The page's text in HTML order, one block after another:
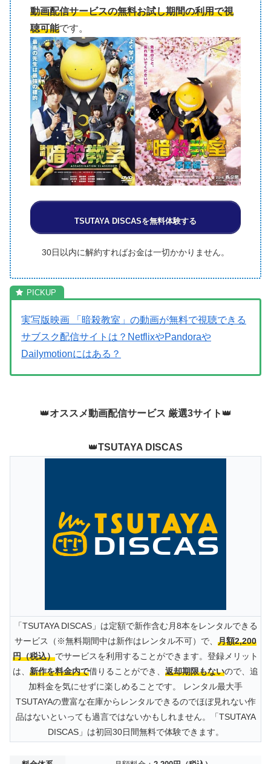
動画配信サービスの無料お試し期間の利用で視
聴可能です。
TSUTAYA DISCASを無料体験する
30日以内に解約すればお金は一切かかりません。
実写版映画 「暗殺教室」の動画が無料で視聴できる
サブスク配信サイトは？NetflixやPandoraや
Dailymotionにはある？
👑オススメ動画配信サービス 厳選3サイト 👑
👑TSUTAYA DISCAS
「TSUTAYA DISCAS」は定額で新作含む月8本をレンタルできる
サービス（※無料期間中は新作はレンタル不可）で、 月額2,200
円（税込）でサービスを利用することができます。登録メリット
は、 新作を料金内で借りることができ、 返却期限もないので、追
加料金を気にせずに楽しめることです。 レンタル最大手
TSUTAYAの豊富な在庫からレンタルできるのでほぼ見れない作
品はないといっても過言ではないかもしれません。「TSUTAYA
DISCAS」は初回30日間無料で体験できます。